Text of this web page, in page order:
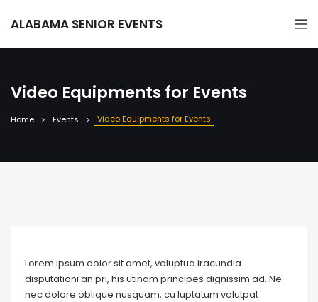
ALABAMA SENIOR EVENTS
Video Equipments for Events
Home Events Video Equipments for Events
Lorem ipsum dolor sit amet, voluptua iracundia
disputationi an pri, his utinam principes dignissim ad. Ne
nec dolore oblique nusquam, cu luptatum volutpat